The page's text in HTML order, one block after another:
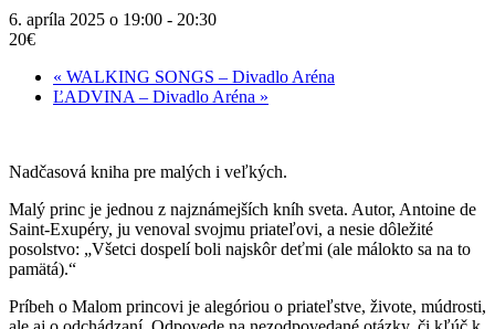
6. apríla 2025 o 19:00 - 20:30
20€
« WALKING SONGS – Divadlo Aréna
ĽADVINA – Divadlo Aréna »
Nadčasová kniha pre malých i veľkých.
Malý princ je jednou z najznámejších kníh sveta. Autor, Antoine de
Saint-Exupéry, ju venoval svojmu priateľovi, a nesie dôležité
posolstvo: „Všetci dospelí boli najskôr deťmi (ale málokto sa na to
pamätá).“
Príbeh o Malom princovi je alegóriou o priateľstve, živote, múdrosti,